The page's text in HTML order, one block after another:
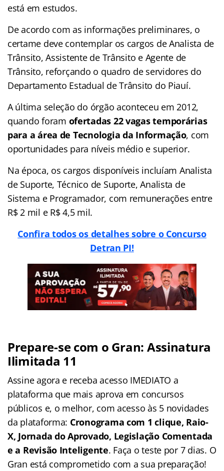
está em estudos.
De acordo com as informações preliminares, o
certame deve contemplar os cargos de Analista de
Trânsito, Assistente de Trânsito e Agente de
Trânsito, reforçando o quadro de servidores do
Departamento Estadual de Trânsito do Piauí.
A última seleção do órgão aconteceu em 2012,
quando foram ofertadas 22 vagas temporárias
para a área de Tecnologia da Informação, com
oportunidades para níveis médio e superior.
Na época, os cargos disponíveis incluíam Analista
de Suporte, Técnico de Suporte, Analista de
Sistema e Programador, com remunerações entre
R$ 2 mil e R$ 4,5 mil.
Confira todos os detalhes sobre o Concurso
Detran PI!
Prepare-se com o Gran: Assinatura
Ilimitada 11
Assine agora e receba acesso IMEDIATO a
plataforma que mais aprova em concursos
públicos e, o melhor, com acesso às 5 novidades
da plataforma: Cronograma com 1 clique, Raio-
X, Jornada do Aprovado, Legislação Comentada
e a Revisão Inteligente. Faça o teste por 7 dias. O
Gran está comprometido com a sua preparação!